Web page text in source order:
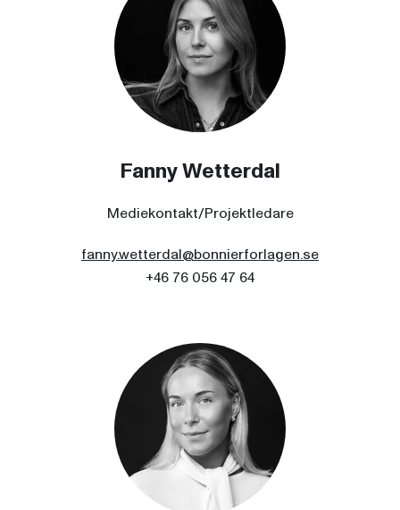
Fanny Wetterdal
Mediekontakt/Projektledare
fanny.wetterdal@bonnierforlagen.se
+46 76 056 47 64